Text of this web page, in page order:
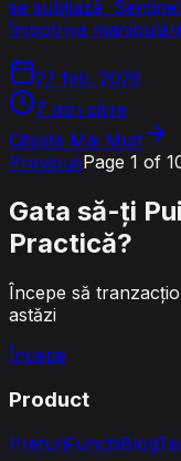
se subțiază,
împotriva
27 feb. 2026
7 min citire
Citește Mai Mult
PreviousPage 1 of
Gata să-ți
Practică?
Începe să
astăzi
Începe
Product
PrețuriFuncțiiBlog